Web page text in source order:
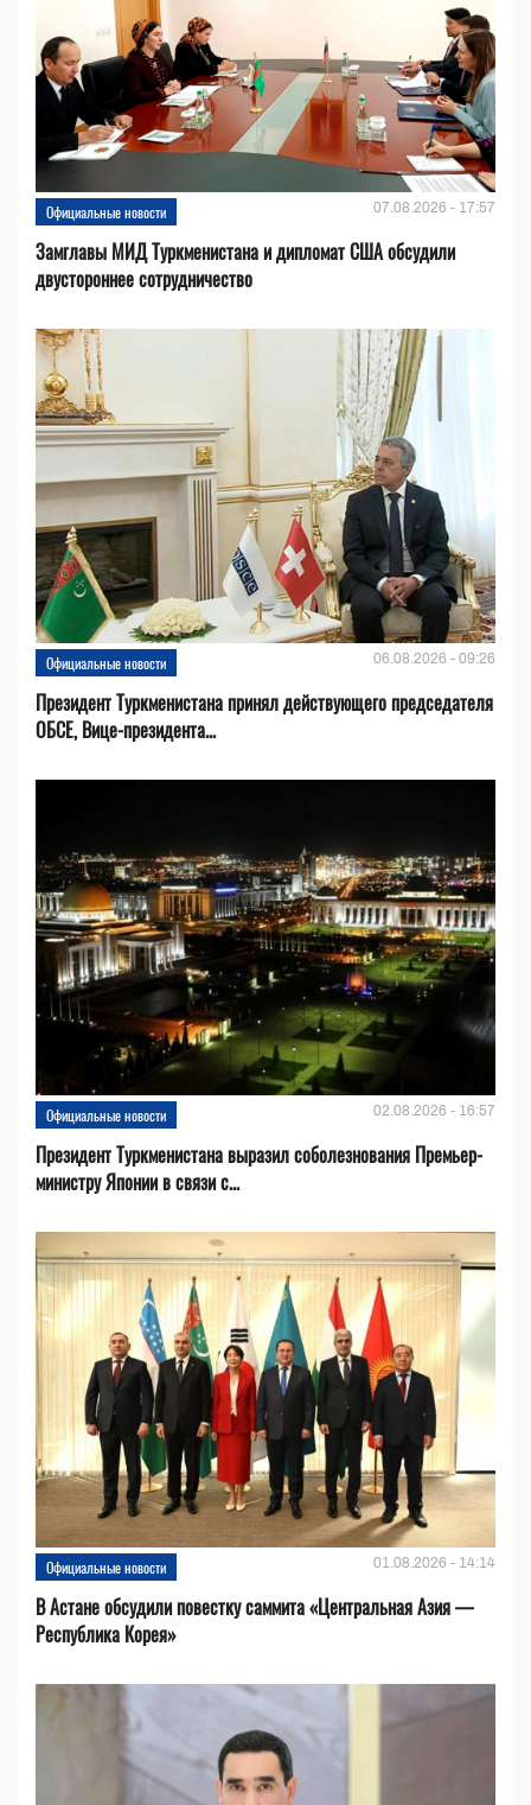
Официальные новости 07.08.2026 - 17:57
Замглавы МИД Туркменистана и дипломат США обсудили
двустороннее сотрудничество
Официальные новости 06.08.2026 - 09:26
Президент Туркменистана принял действующего председателя
ОБСЕ, Вице-президента...
Официальные новости 02.08.2026 - 16:57
Президент Туркменистана выразил соболезнования Премьер-
министру Японии в связи с...
Официальные новости 01.08.2026 - 14:14
В Астане обсудили повестку саммита «Центральная Азия —
Республика Корея»